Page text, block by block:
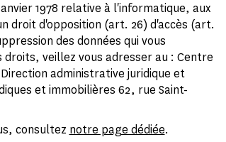
1978 relative à l'informatique, aux
droit d'opposition (art. 26) d'accès (art.
des données qui vous
droits, veillez vous adresser au : Centre
administrative juridique et
et immobilières 62, rue Saint-
consultez notre page dédiée.